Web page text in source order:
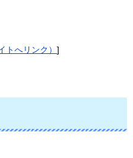
トへリンク） ]